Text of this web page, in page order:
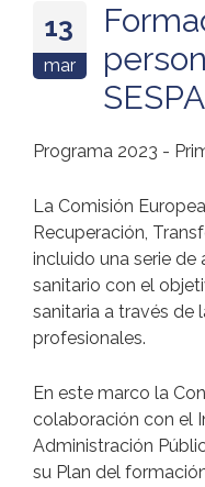
13
mar
SESPA
Programa 2023 -
La Comisión
Recuperación,
incluido una serie de
sanitario con el
sanitaria a través de
profesionales.
En este marco la
colaboración con el
Administración
su Plan del